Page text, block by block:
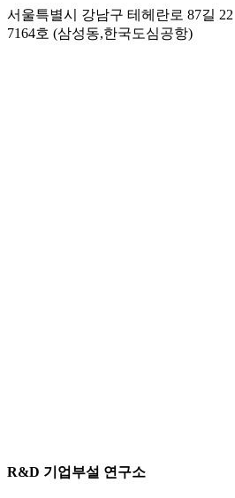
서울특별시 강남구 테헤란로 87길 22
7164호 (삼성동,한국도심공항)
R&D 기업부설 연구소